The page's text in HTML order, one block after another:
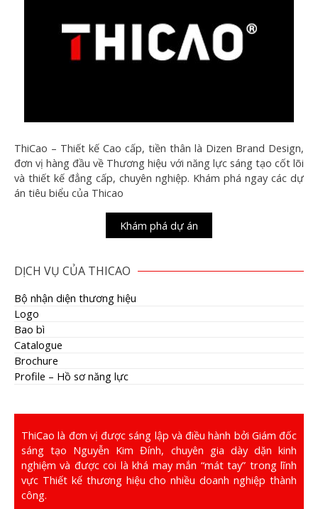
ThiCao – Thiết kế Cao cấp, tiền thân là Dizen Brand Design,
đơn vị hàng đầu về Thương hiệu với năng lực sáng tạo cốt lõi
và thiết kế đẳng cấp, chuyên nghiệp. Khám phá ngay các dự
án tiêu biểu của Thicao
Khám phá dự án
DỊCH VỤ CỦA THICAO
Bộ nhận diện thương hiệu
Logo
Bao bì
Catalogue
Brochure
Profile – Hồ sơ năng lực
ThiCao là đơn vị được sáng lập và điều hành bởi Giám đốc
sáng tạo Nguyễn Kim Đính, chuyên gia dày dặn kinh
nghiệm và được coi là khá may mắn “mát tay” trong lĩnh
vực Thiết kế thương hiệu cho nhiều doanh nghiệp thành
công.